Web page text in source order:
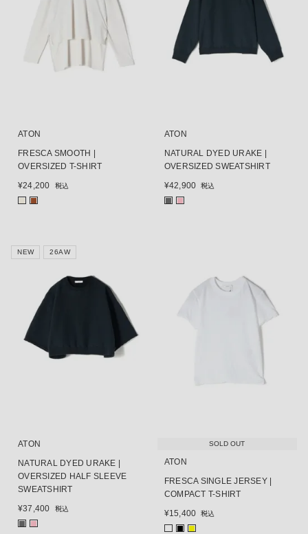
ATON
FRESCA SMOOTH |
OVERSIZED T-SHIRT
¥24,200 税込
■
ATON
NATURAL DYED URAKE |
OVERSIZED SWEATSHIRT
¥42,900 税込
■ ■
NEW 26AW
ATON
NATURAL DYED URAKE |
OVERSIZED HALF SLEEVE
SWEATSHIRT
¥37,400 税込
■ ■
SOLD OUT
ATON
FRESCA SINGLE JERSEY |
COMPACT T-SHIRT
¥15,400 税込
■ ■